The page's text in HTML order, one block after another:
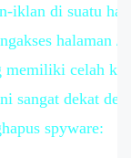
iklan di suatu
halaman /
memiliki celah
sangat dekat
spyware: